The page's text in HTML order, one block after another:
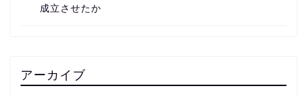
成立させたか
アーカイブ